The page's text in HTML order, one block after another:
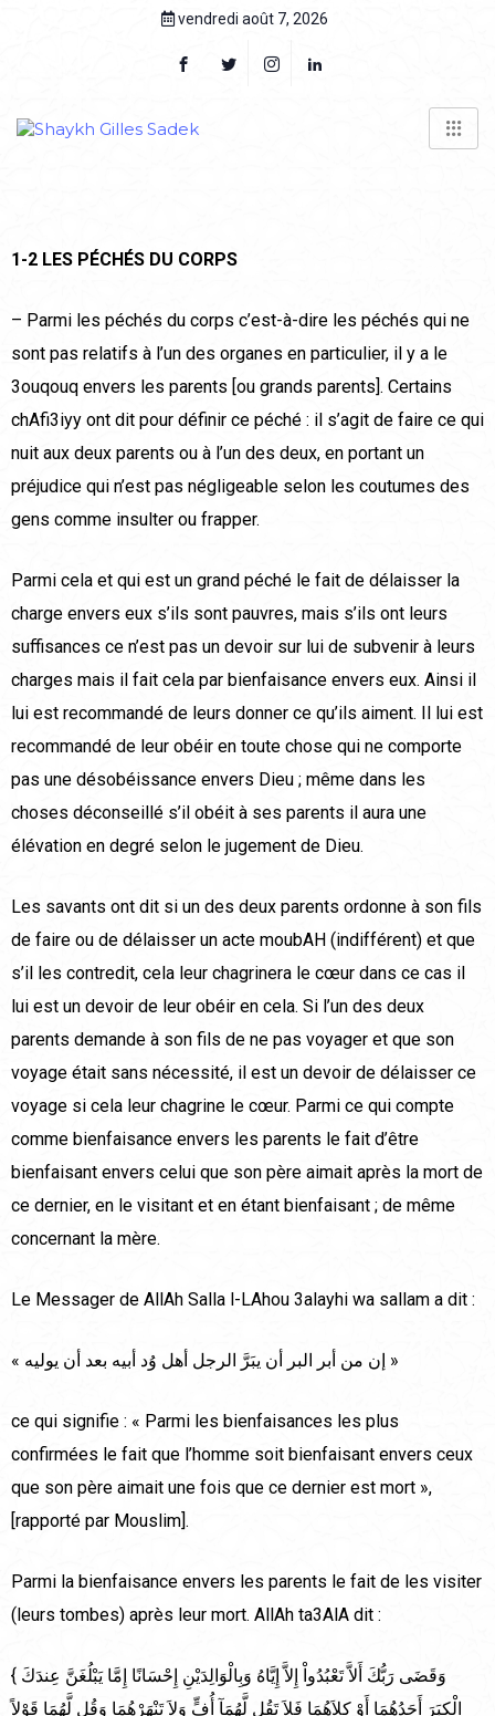
vendredi août 7, 2026
1-2 LES PÉCHÉS DU CORPS
– Parmi les péchés du corps c’est-à-dire les péchés qui ne
sont pas relatifs à l’un des organes en particulier, il y a le
3ouqouq envers les parents [ou grands parents]. Certains
chAfi3iyy ont dit pour définir ce péché : il s’agit de faire ce qui
nuit aux deux parents ou à l’un des deux, en portant un
préjudice qui n’est pas négligeable selon les coutumes des
gens comme insulter ou frapper.
Parmi cela et qui est un grand péché le fait de délaisser la
charge envers eux s’ils sont pauvres, mais s’ils ont leurs
suffisances ce n’est pas un devoir sur lui de subvenir à leurs
charges mais il fait cela par bienfaisance envers eux. Ainsi il
lui est recommandé de leurs donner ce qu’ils aiment. Il lui est
recommandé de leur obéir en toute chose qui ne comporte
pas une désobéissance envers Dieu ; même dans les
choses déconseillé s’il obéit à ses parents il aura une
élévation en degré selon le jugement de Dieu.
Les savants ont dit si un des deux parents ordonne à son fils
de faire ou de délaisser un acte moubAH (indifférent) et que
s’il les contredit, cela leur chagrinera le cœur dans ce cas il
lui est un devoir de leur obéir en cela. Si l’un des deux
parents demande à son fils de ne pas voyager et que son
voyage était sans nécessité, il est un devoir de délaisser ce
voyage si cela leur chagrine le cœur. Parmi ce qui compte
comme bienfaisance envers les parents le fait d’être
bienfaisant envers celui que son père aimait après la mort de
ce dernier, en le visitant et en étant bienfaisant ; de même
concernant la mère.
Le Messager de AllAh Salla l-LAhou 3alayhi wa sallam a dit :
« إن من أبر البر أن يبَرَّ الرجل أهل وُد أبيه بعد أن يوليه »
ce qui signifie : « Parmi les bienfaisances les plus
confirmées le fait que l’homme soit bienfaisant envers ceux
que son père aimait une fois que ce dernier est mort »,
[rapporté par Mouslim].
Parmi la bienfaisance envers les parents le fait de les visiter
(leurs tombes) après leur mort. AllAh ta3AlA dit :
{ وَقَضَى رَبُّكَ أَلاَّ تَعْبُدُواْ إِلاَّ إِيَّاهُ وَبِالْوَالِدَيْنِ إِحْسَانًا إِمَّا يَبْلُغَنَّ عِندَكَ
الْكِبَرَ أَحَدُهُمَا أَوْ كِلاَهُمَا فَلاَ تَقُل لَّهُمَآ أُفٍّ وَلاَ تَنْهَرْهُمَا وَقُل لَّهُمَا قَوْلاً